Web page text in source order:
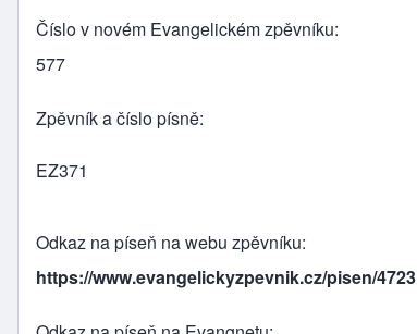
Číslo v novém Evangelickém zpěvníku
577
Zpěvník a číslo písně
EZ371
Odkaz na píseň na webu zpěvníku
https://www.evangelickyzpevnik.cz/pisen/4723